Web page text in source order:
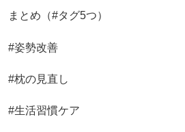
まとめ（#タグ5つ）
#姿勢改善
#枕の見直し
#生活習慣ケア